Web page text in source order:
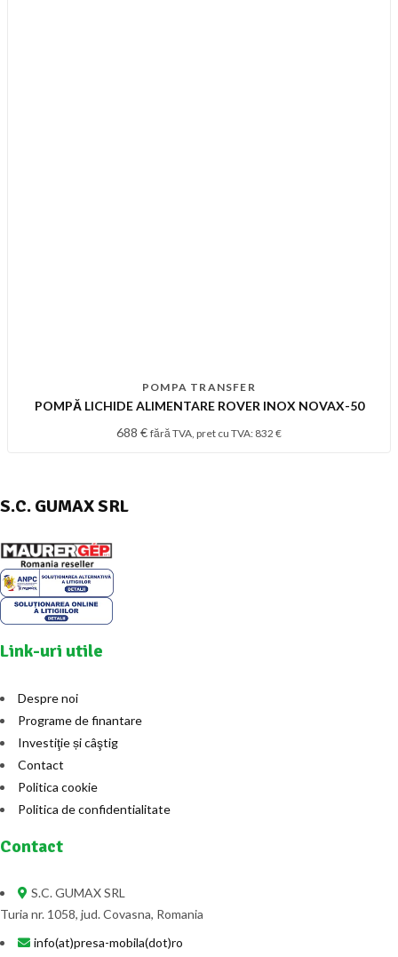
POMPA TRANSFER
POMPĂ LICHIDE ALIMENTARE ROVER INOX NOVAX-50
688 € fără TVA, pret cu TVA: 832 €
S.C. GUMAX SRL
Link-uri utile
Despre noi
Programe de finantare
Investiţie și câştig
Contact
Politica cookie
Politica de confidentialitate
Contact
S.C. GUMAX SRL
Turia nr. 1058, jud. Covasna, Romania
info(at)presa-mobila(dot)ro